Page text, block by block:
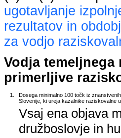
ugotavljanje
rezultatov in
za vodjo
Vodja
primerljive
1.
Dosega minimalno 100 točk iz
Slovenije, ki ureja kazalnike raziskovalne
Vsaj ena objava
družboslovje in